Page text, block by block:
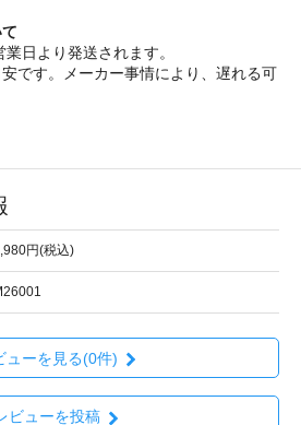
日より発送されます。
です。メーカー事情により、遅れる可
円(税込)
ューを見る(0件)
ビューを投稿